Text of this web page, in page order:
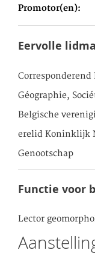
Promotor(en)
Eervolle
Corresponderend
Géographie,
Belgische
erelid Koninklijk
Genootschap
Functie voor
Lector